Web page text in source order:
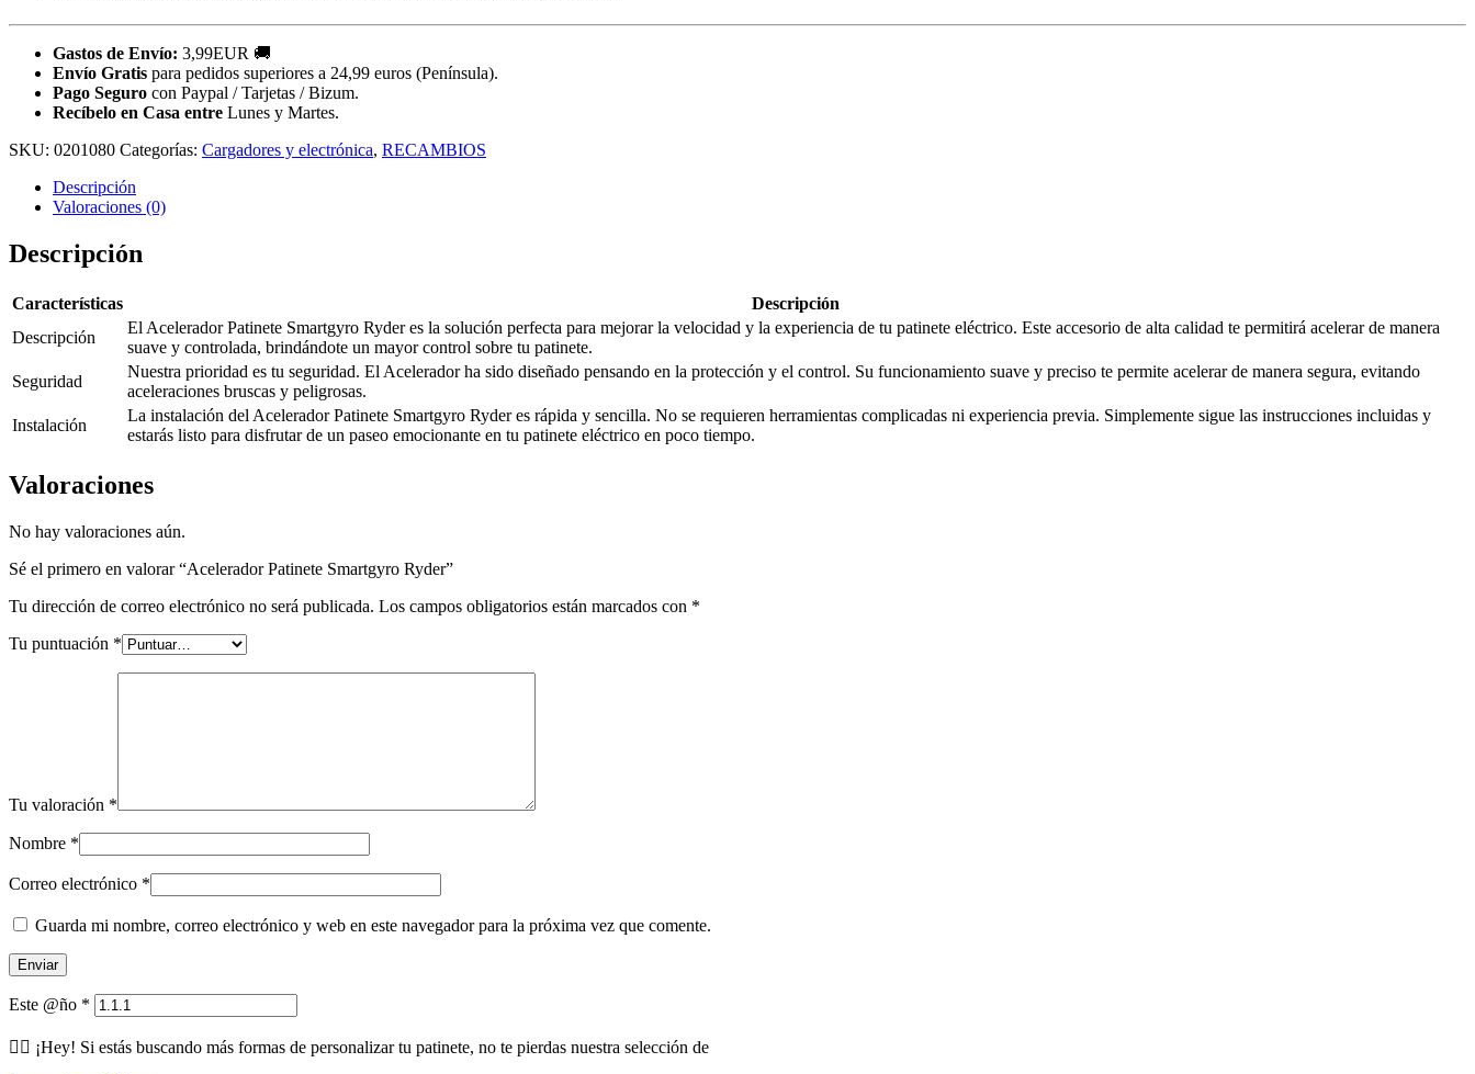
Gastos de Envío: 3,99EUR 🚚
Envío Gratis para pedidos superiores a 24,99 euros (Península).
Pago Seguro con Paypal / Tarjetas / Bizum.
Recíbelo en Casa entre Lunes y Martes.
SKU: 0201080 Categorías: Cargadores y electrónica, RECAMBIOS
Descripción
Valoraciones (0)
Descripción
Características
Descripción
Descripción
El Acelerador Patinete Smartgyro Ryder es la solución perfecta para mejorar la velocidad y la experiencia de tu patinete eléctrico. Este accesorio de alta calidad te permitirá acelerar de manera
suave y controlada, brindándote un mayor control sobre tu patinete.
Seguridad
Nuestra prioridad es tu seguridad. El Acelerador ha sido diseñado pensando en la protección y el control. Su funcionamiento suave y preciso te permite acelerar de manera segura, evitando
aceleraciones bruscas y peligrosas.
Instalación
La instalación del Acelerador Patinete Smartgyro Ryder es rápida y sencilla. No se requieren herramientas complicadas ni experiencia previa. Simplemente sigue las instrucciones incluidas y
estarás listo para disfrutar de un paseo emocionante en tu patinete eléctrico en poco tiempo.
Valoraciones
No hay valoraciones aún.
Sé el primero en valorar “Acelerador Patinete Smartgyro Ryder”
Tu dirección de correo electrónico no será publicada. Los campos obligatorios están marcados con *
Tu puntuación *
Tu valoración *
Nombre *
Correo electrónico *
Guarda mi nombre, correo electrónico y web en este navegador para la próxima vez que comente.
Este @ño *
🕵️‍♂️ ¡Hey! Si estás buscando más formas de personalizar tu patinete, no te pierdas nuestra selección de